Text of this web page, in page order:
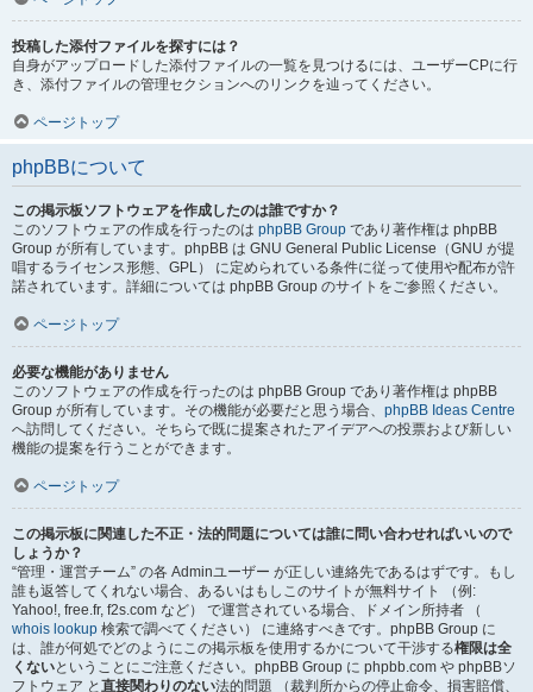
投稿した添付ファイルを探すには？
自身がアップロードした添付ファイルの一覧を見つけるには、ユーザーCPに行
き、添付ファイルの管理セクションへのリンクを辿ってください。
ページトップ
phpBBについて
この掲示板ソフトウェアを作成したのは誰ですか？
このソフトウェアの作成を行ったのは phpBB Group であり著作権は phpBB
Group が所有しています。phpBB は GNU General Public License（GNU が提
唱するライセンス形態、GPL） に定められている条件に従って使用や配布が許
諾されています。詳細については phpBB Group のサイトをご参照ください。
ページトップ
必要な機能がありません
このソフトウェアの作成を行ったのは phpBB Group であり著作権は phpBB
Group が所有しています。その機能が必要だと思う場合、 phpBB Ideas Centre
へ訪問してください。そちらで既に提案されたアイデアへの投票および新しい
機能の提案を行うことができます。
ページトップ
この掲示板に関連した不正・法的問題については誰に問い合わせればいいので
しょうか？
“管理・運営チーム” の各 Adminユーザー が正しい連絡先であるはずです。もし
誰も返答してくれない場合、あるいはもしこのサイトが無料サイト （例:
Yahoo!, free.fr, f2s.com など） で運営されている場合、ドメイン所持者 （
whois lookup 検索で調べてください） に連絡すべきです。phpBB Group に
は、誰が何処でどのようにこの掲示板を使用するかについて干渉する権限は全
くないということにご注意ください。phpBB Group に phpbb.com や phpBBソ
フトウェア と 直接関わりのない法的問題 （裁判所からの停止命令、損害賠償、